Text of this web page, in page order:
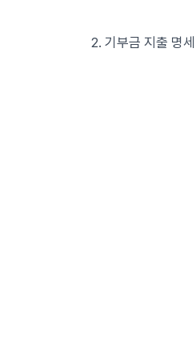
2. 기부금 지출 명세